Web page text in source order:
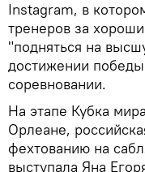
Instagram, в
тренеров за
"подняться на
достижении
соревновании.
На этапе Кубка
Орлеане,
фехтованию на
выступала Яна